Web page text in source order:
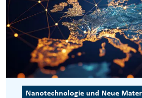
Nanotechnologie und Neue